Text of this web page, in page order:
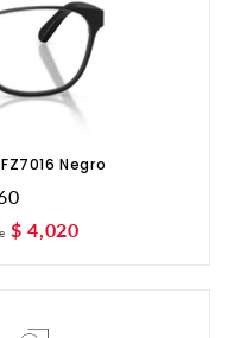
Negro
$ 4,020